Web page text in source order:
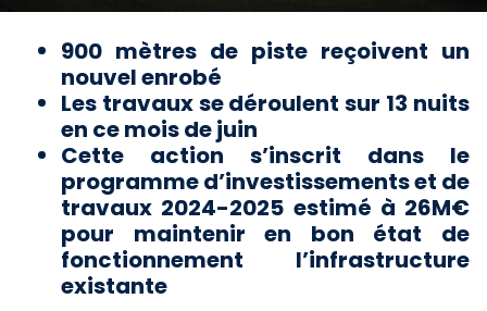
900 mètres de piste reçoivent un
nouvel enrobé
Les travaux se déroulent sur 13 nuits
en ce mois de juin
Cette action s’inscrit dans le
programme d’investissements et de
travaux 2024-2025 estimé à 26M€
pour maintenir en bon état de
fonctionnement l’infrastructure
existante